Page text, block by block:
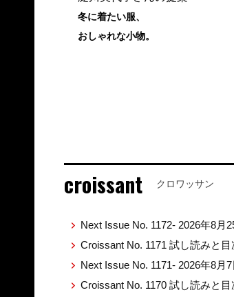
冬に着たい服、
おしゃれな小物。
croissant クロワッサン
Next Issue No. 1172- 2026年8月
Croissant No. 1171 試し読みと目
Next Issue No. 1171- 2026年8月
Croissant No. 1170 試し読みと目